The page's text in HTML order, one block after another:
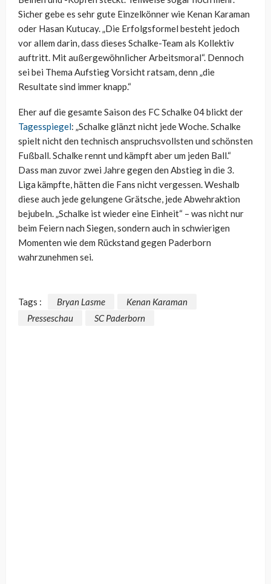
Sicher gebe es sehr gute Einzelkönner wie Kenan Karaman
oder Hasan Kutucay. „Die Erfolgsformel besteht jedoch
vor allem darin, dass dieses Schalke-Team als Kollektiv
auftritt. Mit außergewöhnlicher Arbeitsmoral“. Dennoch
sei bei Thema Aufstieg Vorsicht ratsam, denn „die
Resultate sind immer knapp.“
Eher auf die gesamte Saison des FC Schalke 04 blickt der
Tagesspiegel: „Schalke glänzt nicht jede Woche. Schalke
spielt nicht den technisch anspruchsvollsten und schönsten
Fußball. Schalke rennt und kämpft aber um jeden Ball.“
Dass man zuvor zwei Jahre gegen den Abstieg in die 3.
Liga kämpfte, hätten die Fans nicht vergessen. Weshalb
diese auch jede gelungene Grätsche, jede Abwehraktion
bejubeln. „Schalke ist wieder eine Einheit“ – was nicht nur
beim Feiern nach Siegen, sondern auch in schwierigen
Momenten wie dem Rückstand gegen Paderborn
wahrzunehmen sei.
Tags : Bryan Lasme
Kenan Karaman
Presseschau
SC Paderborn